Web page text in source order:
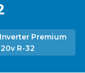
Premium
R-32